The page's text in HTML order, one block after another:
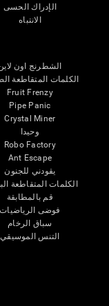
الإدراك الحسى
الانتباه
الشطرنج اون
الكلمات المتقاطعة
Fruit Frenzy
Pipe Panic
Crystal Miner
وحيدا
Robo Factory
Ant Escape
يقودني للجنون
الكلمات المتقاطعة
قم بالمطابقة
فوضى الرياضيات
سباق الرخام
التنس الموسيقي